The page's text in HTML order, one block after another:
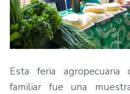
Esta feria
familiar fue una